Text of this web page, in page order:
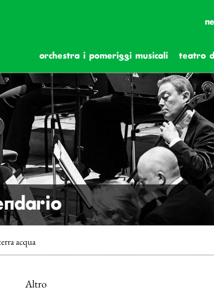
orchestra i pomeriggi musicali teatro
acqua
Altro